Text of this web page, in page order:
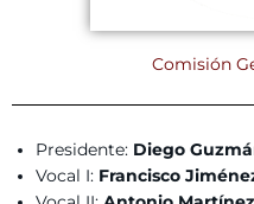
Comisión
Presidente: Diego
Vocal I: Francisco